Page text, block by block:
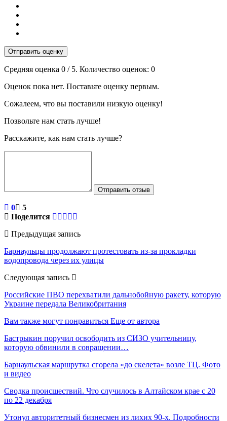
Отправить оценку
Средняя оценка 0 / 5. Количество оценок: 0
Оценок пока нет. Поставьте оценку первым.
Сожалеем, что вы поставили низкую оценку!
Позвольте нам стать лучше!
Расскажите, как нам стать лучше?
Отправить отзыв
0
5
Поделится
Предыдущая запись
Барнаульцы продолжают протестовать из-за прокладки
водопровода через их улицы
Следующая запись
Российские ПВО перехватили дальнобойную ракету, которую
Украине передала Великобритания
Вам также могут понравиться Еще от автора
Бастрыкин поручил освободить из СИЗО учительницу,
которую обвинили в совращении…
Барнаульская маршрутка сгорела «до скелета» возле ТЦ. Фото
и видео
Сводка происшествий. Что случилось в Алтайском крае с 20
по 22 декабря
Утонул авторитетный бизнесмен из лихих 90-х. Подробности